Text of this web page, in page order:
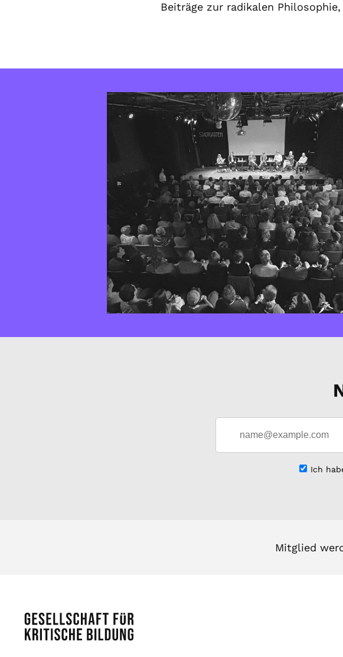
Beiträge zur radikalen
Ich
Mitglied